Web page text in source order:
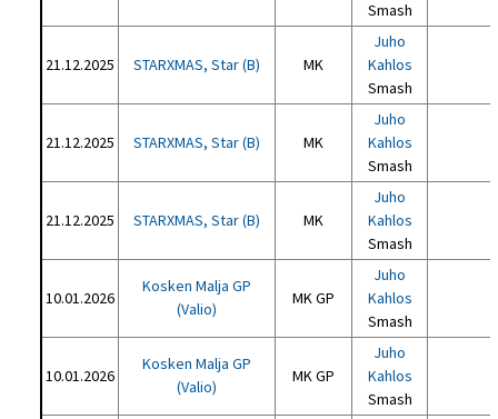
Smash
21.12.2025 STARXMAS, Star (B) MK
Juho
Kahlos
Smash
21.12.2025 STARXMAS, Star (B) MK
Juho
Kahlos
Smash
21.12.2025 STARXMAS, Star (B) MK
Juho
Kahlos
Smash
10.01.2026
Kosken Malja GP
(Valio)
MK GP
Juho
Kahlos
Smash
10.01.2026
Kosken Malja GP
(Valio)
MK GP
Juho
Kahlos
Smash